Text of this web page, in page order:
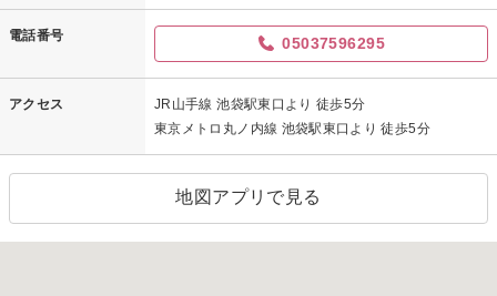
電話番号 05037596295
アクセス
JR山手線 池袋駅東口より 徒歩5分
東京メトロ丸ノ内線 池袋駅東口より 徒歩5分
地図アプリで見る